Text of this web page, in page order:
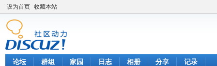
设为首页 收藏本站
论坛 群组 家园 日志 相册 分享 记录